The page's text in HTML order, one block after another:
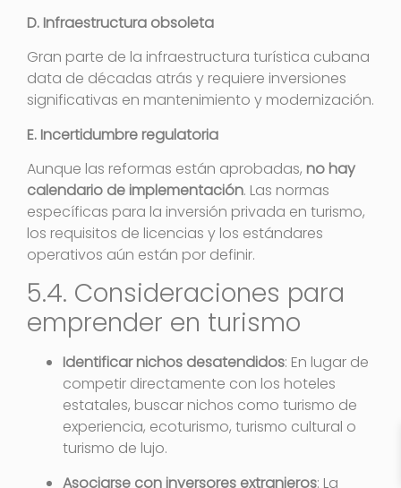
D. Infraestructura obsoleta
Gran parte de la infraestructura turística cubana
data de décadas atrás y requiere inversiones
significativas en mantenimiento y modernización.
E. Incertidumbre regulatoria
Aunque las reformas están aprobadas, no hay
calendario de implementación. Las normas
específicas para la inversión privada en turismo,
los requisitos de licencias y los estándares
operativos aún están por definir.
5.4. Consideraciones para
emprender en turismo
Identificar nichos desatendidos: En lugar de
competir directamente con los hoteles
estatales, buscar nichos como turismo de
experiencia, ecoturismo, turismo cultural o
turismo de lujo.
Asociarse con inversores extranjeros: La